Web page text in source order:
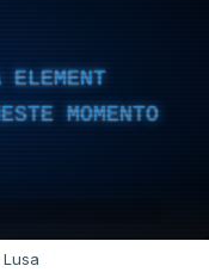
ELEMENT
MOMENTO